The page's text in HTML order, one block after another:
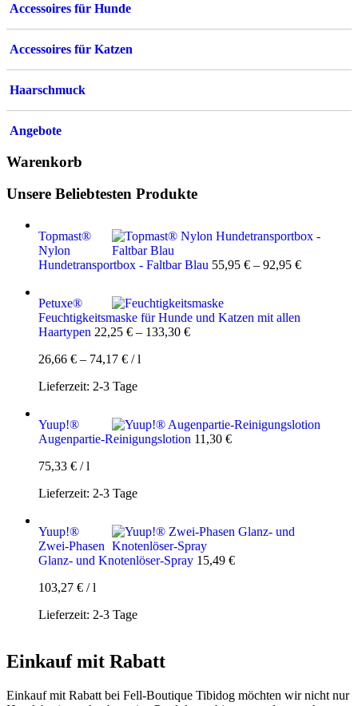
Accessoires für Hunde
Accessoires für Katzen
Haarschmuck
Angebote
Warenkorb
Unsere Beliebtesten Produkte
Topmast®
Nylon
Hundetransportbox - Faltbar Blau 55,95 € – 92,95 €
Petuxe®
Feuchtigkeitsmaske für Hunde und Katzen mit allen
Haartypen 22,25 € – 133,30 €
26,66 € – 74,17 € /l
Lieferzeit: 2-3 Tage
Yuup!®
Augenpartie-Reinigungslotion 11,30 €
75,33 € /l
Lieferzeit: 2-3 Tage
Yuup!®
Zwei-Phasen
Glanz- und Knotenlöser-Spray 15,49 €
103,27 € /l
Lieferzeit: 2-3 Tage
Einkauf mit Rabatt
Einkauf mit Rabatt bei Fell-Boutique Tibidog möchten wir nicht nur